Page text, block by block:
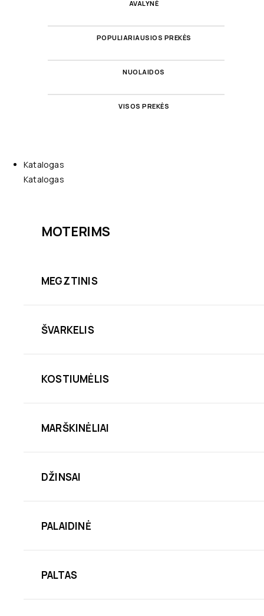
AVALYNĖ
POPULIARIAUSIOS PREKĖS
NUOLAIDOS
VISOS PREKĖS
Katalogas
Katalogas
MOTERIMS
MEGZTINIS
ŠVARKELIS
KOSTIUMĖLIS
MARŠKINĖLIAI
DŽINSAI
PALAIDINĖ
PALTAS